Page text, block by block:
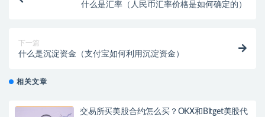
什么是汇率（人民币汇率价格是如何确定的）
下一篇
什么是沉淀资金（支付宝如何利用沉淀资金）
相关文章
交易所买美股合约怎么买？OKX和Bitget美股代